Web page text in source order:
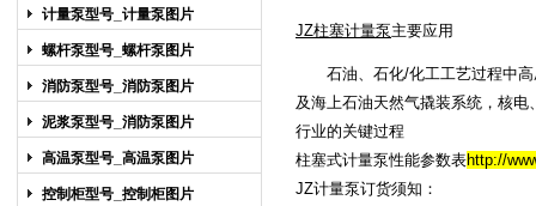
计量泵型号_计量泵图片
螺杆泵型号_螺杆泵图片
消防泵型号_消防泵图片
泥浆泵型号_消防泵图片
高温泵型号_高温泵图片
控制柜型号_控制柜图片
JZ柱塞计量泵 主要应用
石油、石化/化工工艺过程中
及海上石油天然气撬装系统，核电
行业的关键过程
柱塞式计量泵性能参数表http://
JZ计量泵订货须知：